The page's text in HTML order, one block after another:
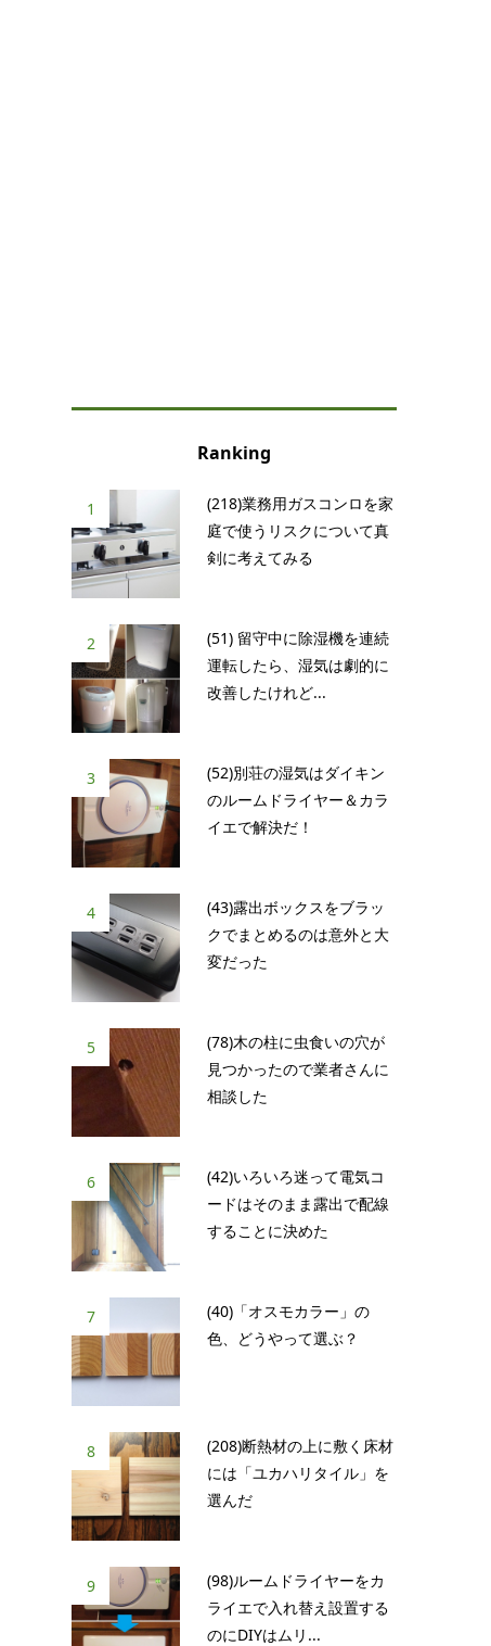
Ranking
1
(218)業務用ガスコンロを家
庭で使うリスクについて真
剣に考えてみる
2
(51) 留守中に除湿機を連続
運転したら、湿気は劇的に
改善したけれど...
3
(52)別荘の湿気はダイキン
のルームドライヤー＆カラ
イエで解決だ！
4
(43)露出ボックスをブラッ
クでまとめるのは意外と大
変だった
5
(78)木の柱に虫食いの穴が
見つかったので業者さんに
相談した
6
(42)いろいろ迷って電気コ
ードはそのまま露出で配線
することに決めた
7
(40)「オスモカラー」の
色、どうやって選ぶ？
8
(208)断熱材の上に敷く床材
には「ユカハリタイル」を
選んだ
9
(98)ルームドライヤーをカ
ライエで入れ替え設置する
のにDIYはムリ...